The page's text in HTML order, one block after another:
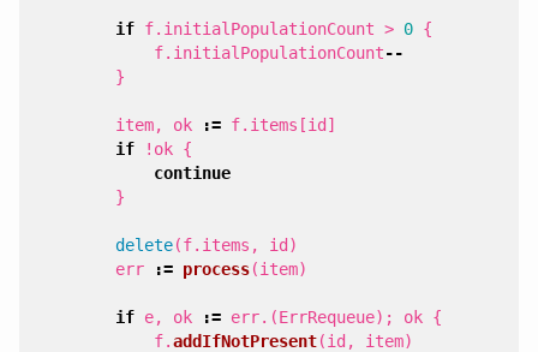
if f. initialPopulationCount > 0 {
f. initialPopulationCount--
}
item, ok := f. items [id ]
if
! ok {
continue
}
delete(f. items , id )
err
:= process(item)
if e, ok := err.(ErrRequeue); ok {
f.addIfNotPresent(id , item)